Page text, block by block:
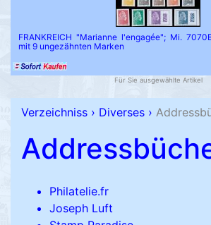
FRANKREICH "Marianne l'engagée"; Mi.
mit 9 ungezähnten Marken
Für Sie ausgewählte Artikel
Verzeichniss › Diverses ›
Philatelie.fr
Joseph Luft